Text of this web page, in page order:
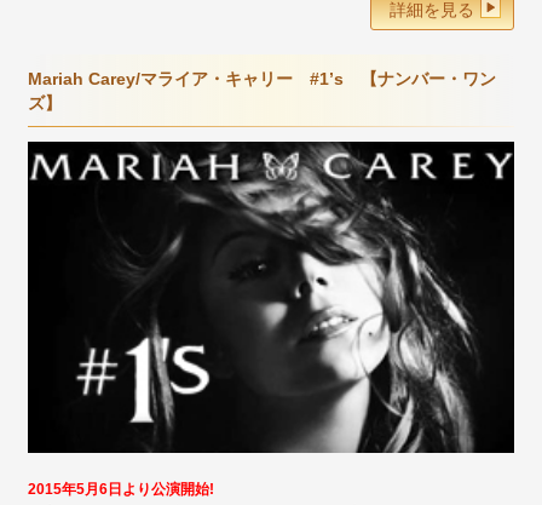
詳細を見る
Mariah Carey/マライア・キャリー #1’s 【ナンバー・ワン
ズ】
2015年5月6日より公演開始!